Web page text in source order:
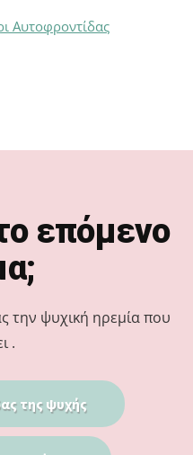
Αυτοφροντίδας
επόμενο
την ψυχική ηρεμία που
.
της ψυχής